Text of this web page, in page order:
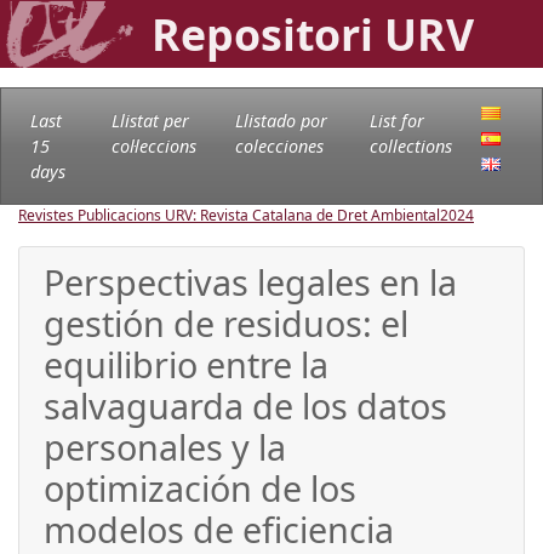
Repositori URV
Last
15
days
Llistat per
col·leccions
Llistado por
colecciones
List for
collections
Revistes Publicacions URV: Revista Catalana de Dret Ambiental2024
Perspectivas legales en la
gestión de residuos: el
equilibrio entre la
salvaguarda de los datos
personales y la
optimización de los
modelos de eficiencia